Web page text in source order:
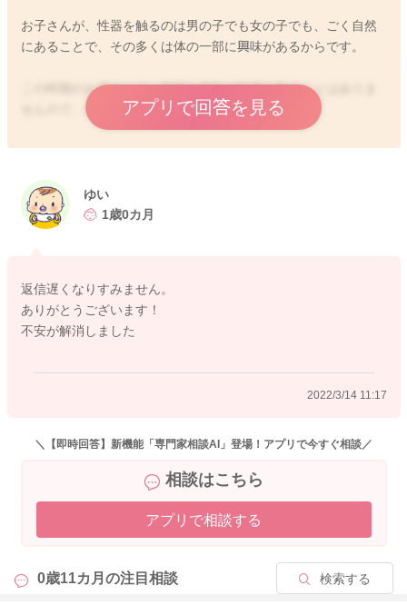
お子さんが、性器を触るのは男の子でも女の子でも、ごく自然
にあることで、その多くは体の一部に興味があるからです。
この時期のお子さんが、性的な意味で性器を触ることはありま
せんので、どうぞご安心くださいね。
特に男の子は、性器が排尿とも重なり、不思議に思うことや、
自分の性器に興味を持つことは極自然なことで、異常ではあり
よって無理にやめさせる必要はありません。 子どもはどうして
ダメなのか分かりませんので、不潔な手では触らない様に気を
つけてあげれば、今から御心配なさらなく大丈夫です。
アプリで回答を見る
ゆい
1歳0カ月
返信遅くなりすみません。
ありがとうございます！
不安が解消しました
2022/3/14 11:17
＼【即時回答】新機能「専門家相談AI」登場！アプリで今すぐ相談／
相談はこちら
アプリで相談する
0歳11カ月の注目相談 検索する